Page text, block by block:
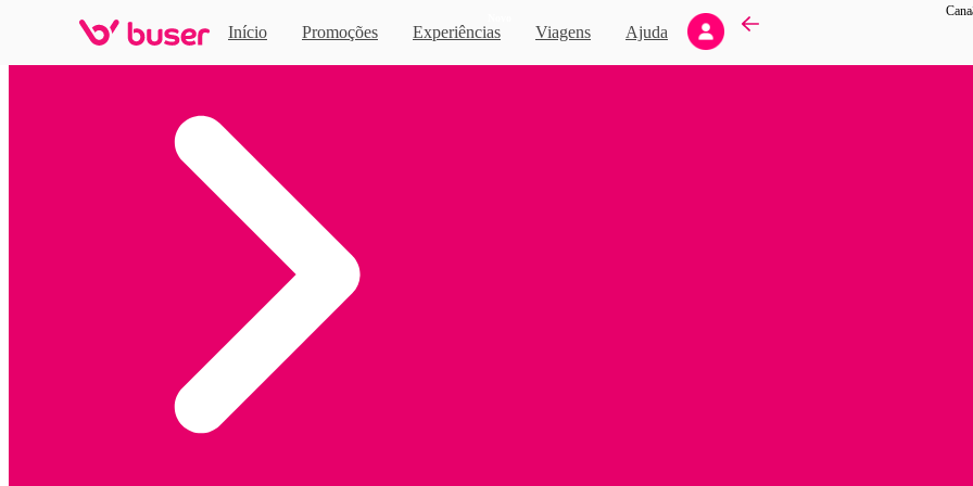
Início Promoções Experiências Viagens Ajuda